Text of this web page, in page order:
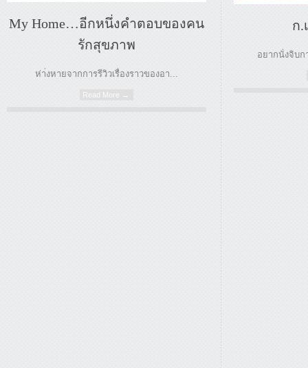
My Home…อีกหนึ่งคำตอบของคน
รักสุขภาพ
ห่า่งหายจากการรีวิวเรื่องราวของอา...
Read More →
ก.
อยากนั่งจิบ